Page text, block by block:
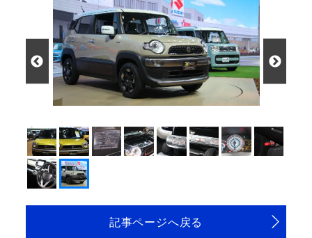
記事ページへ戻る